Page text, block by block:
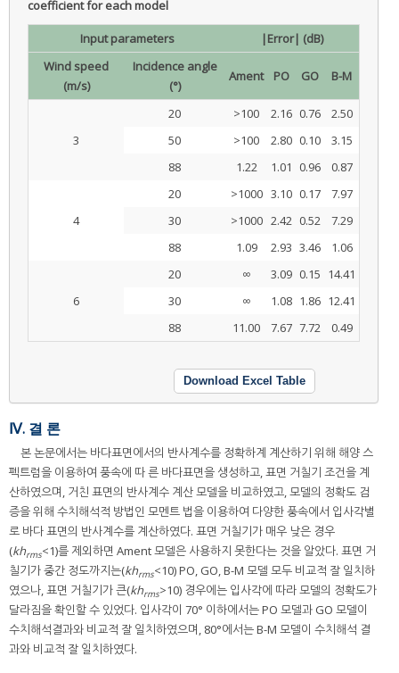
coefficient for each model
Input parameters
|Error| (dB)
Wind speed
(m/s)
Incidence angle
(°)
Ament PO GO B-M
3
20 >100 2.16 0.76
2.50
50
>100 2.80 0.10
3.15
88
1.22 1.01 0.96 0.87
4
20 >1000 3.10 0.17
7.97
30
>1000 2.42 0.52
7.29
88
1.09 2.93 3.46 1.06
6
20 ∞ 3.09 0.15 14.41
30
∞ 1.08 1.86 12.41
88
11.00 7.67 7.72 0.49
Download Excel Table
Ⅳ. 결 론
본 논문에서는 바다표면에서의 반사계수를 정확하계 계산하기 위해 해양 스
펙트럼을 이용하여 풍속에 따 른 바다표면을 생성하고, 표면 거칠기 조건을 계
산하였으며, 거친 표면의 반사계수 계산 모델을 비교하였고, 모델의 정확도 검
증을 위해 수치해석적 방법인 모멘트 법을 이용하여 다양한 풍속에서 입사각별
로 바다 표면의 반사계수를 계산하였다. 표면 거칠기가 매우 낮은 경우
(khrms<1)를 제외하면 Ament 모델은 사용하지 못한다는 것을 알았다. 표면 거
칠기가 중간 정도까지는(khrms<10) PO, GO, B-M 모델 모두 비교적 잘 일치하
였으나, 표면 거칠기가 큰(khrms>10) 경우에는 입사각에 따라 모델의 정확도가
달라짐을 확인할 수 있었다. 입사각이 70° 이하에서는 PO 모델과 GO 모델이
수치해석결과와 비교적 잘 일치하였으며, 80°에서는 B-M 모델이 수치해석 결
과와 비교적 잘 일치하였다.